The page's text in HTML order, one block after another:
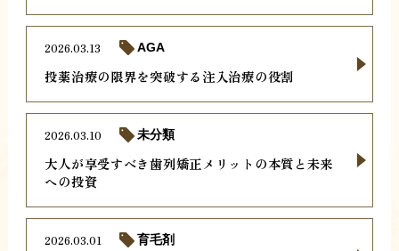
投薬治療の限界を突破する注入治療の役割
2026.03.13 AGA
大人が享受すべき歯列矯正メリットの本質と未来
への投資
2026.03.10 未分類
2026.03.01 育毛剤